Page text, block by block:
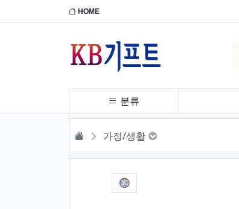
HOME
분류
HOME 가정/생활